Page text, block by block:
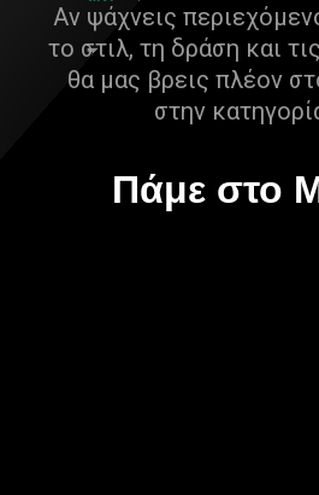
Αν ψάχνεις
το στιλ, τη δράση και
θα μας βρεις πλέον
στην
Πάμε στο